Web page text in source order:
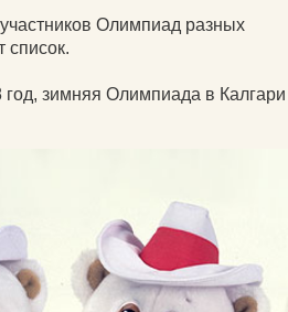
Олимпиад разных
список.
зимняя Олимпиада в Калгари